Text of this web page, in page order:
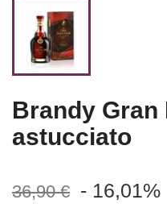
Brandy Gran
astucciato
36,90 € - 16,01%